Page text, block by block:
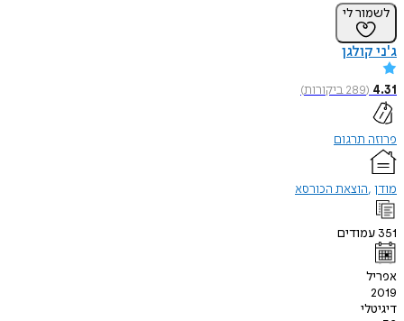
לשמור לי
ג'ני קולגן
4.31
(
289ביקורות)
פרוזה תרגום
מודן הוצאת הכורסא
351 עמודים
אפריל
2019
דיגיטלי